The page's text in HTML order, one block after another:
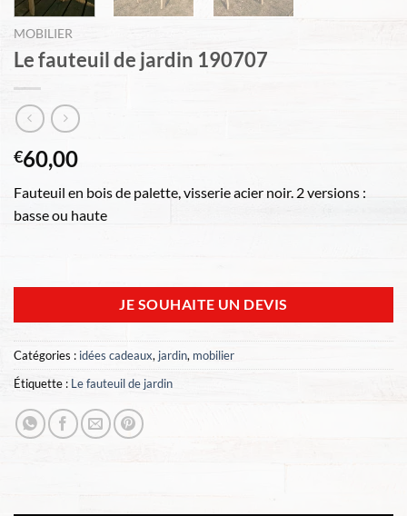
MOBILIER
Le fauteuil de jardin 190707
€60,00
Fauteuil en bois de palette, visserie acier noir. 2 versions :
basse ou haute
JE SOUHAITE UN DEVIS
Catégories : idées cadeaux, jardin, mobilier
Étiquette : Le fauteuil de jardin